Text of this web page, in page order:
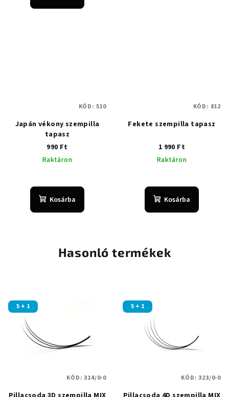
értékelése
Japán vékony szempilla
tapasz
990 Ft
Raktáron
Kosárba
KÓD: 510
Fekete szempilla tapasz
1 990 Ft
Raktáron
Kosárba
KÓD: 812
Hasonló termékek
5 + 1
KÓD:314/0-0
5 + 1
KÓD:323/0-0